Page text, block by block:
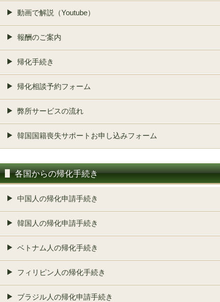
動画で解説（Youtube）
報酬のご案内
帰化手続き
帰化相談予約フォーム
弊所サービスの流れ
韓国国籍喪失サポートお申し込みフォーム
各国からの帰化手続き
中国人の帰化申請手続き
韓国人の帰化申請手続き
ベトナム人の帰化手続き
フィリピン人の帰化手続き
ブラジル人の帰化申請手続き